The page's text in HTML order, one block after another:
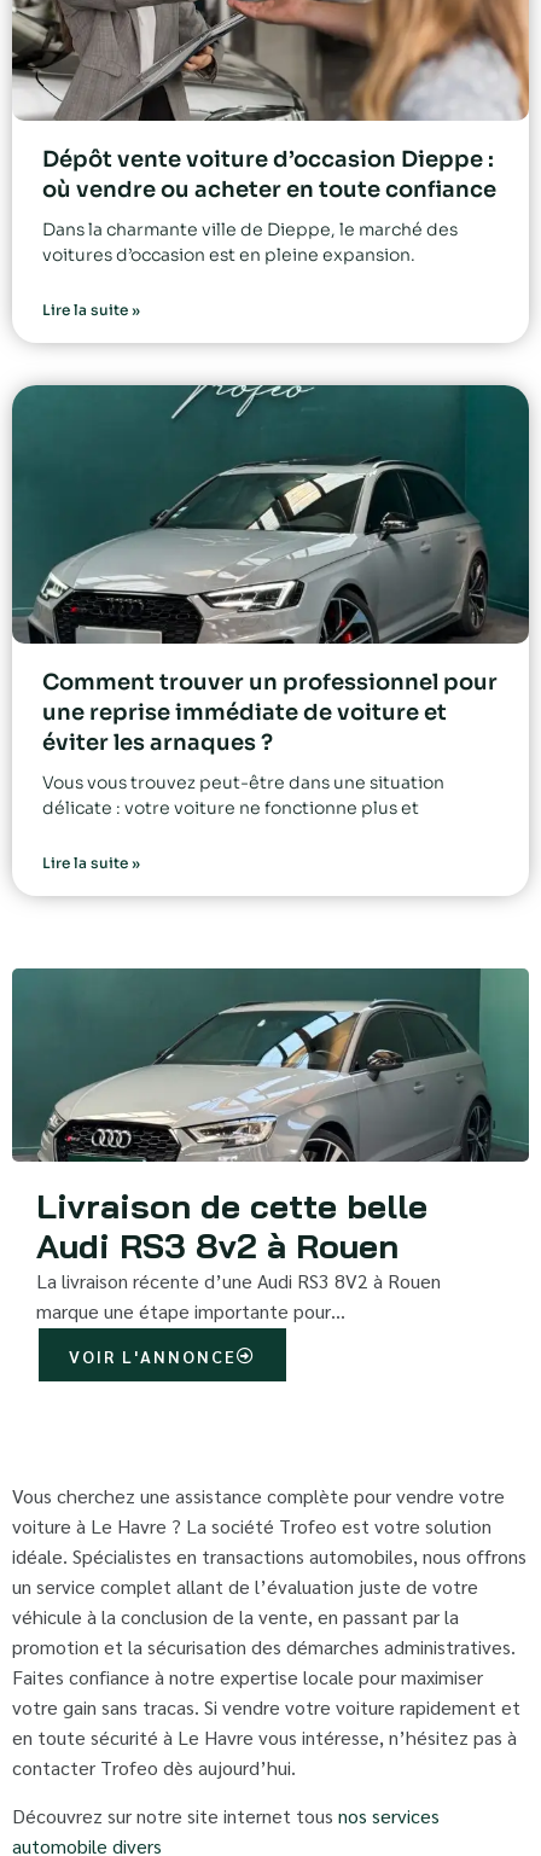
Dépôt vente voiture d’occasion Dieppe :
où vendre ou acheter en toute confiance
Dans la charmante ville de Dieppe, le marché des
voitures d’occasion est en pleine expansion.
Lire la suite »
Comment trouver un professionnel pour
une reprise immédiate de voiture et
éviter les arnaques ?
Vous vous trouvez peut-être dans une situation
délicate : votre voiture ne fonctionne plus et
Lire la suite »
Livraison de cette belle
Audi RS3 8v2 à Rouen
La livraison récente d’une Audi RS3 8V2 à Rouen
marque une étape importante pour…
VOIR L'ANNONCE
Vous cherchez une assistance complète pour vendre votre
voiture à Le Havre ? La société Trofeo est votre solution
idéale. Spécialistes en transactions automobiles, nous offrons
un service complet allant de l’évaluation juste de votre
véhicule à la conclusion de la vente, en passant par la
promotion et la sécurisation des démarches administratives.
Faites confiance à notre expertise locale pour maximiser
votre gain sans tracas. Si vendre votre voiture rapidement et
en toute sécurité à Le Havre vous intéresse, n’hésitez pas à
contacter Trofeo dès aujourd’hui.
Découvrez sur notre site internet tous nos services
automobile divers